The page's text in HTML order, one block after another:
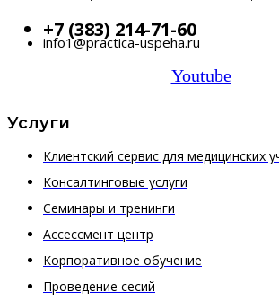
+7 (383) 214-71-60
info1@practica-uspeha.ru
Youtube
Услуги
Клиентский сервис для медицинских
Консалтинговые услуги
Семинары и тренинги
Ассессмент центр
Корпоративное обучение
Проведение сесий